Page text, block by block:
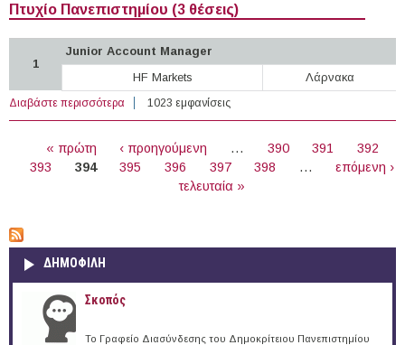
Πτυχίο Πανεπιστημίου (3 θέσεις)
1
Junior Account Manager
HF Markets
Λάρνακα
Διαβάστε περισσότερα για 71 θέσεις εργασίας στον Ιδιωτικό Τομέα στην Κύπρο
(16-11-2022)
1023 εμφανίσεις
« πρώτη ‹ προηγούμενη … 390 391
392
393
394 395 396 397 398 …
επόμενη ›
τελευταία »
ΔΗΜΟΦΙΛΗ
Σκοπός
Το Γραφείο Διασύνδεσης του Δημοκρίτειου Πανεπιστημίου